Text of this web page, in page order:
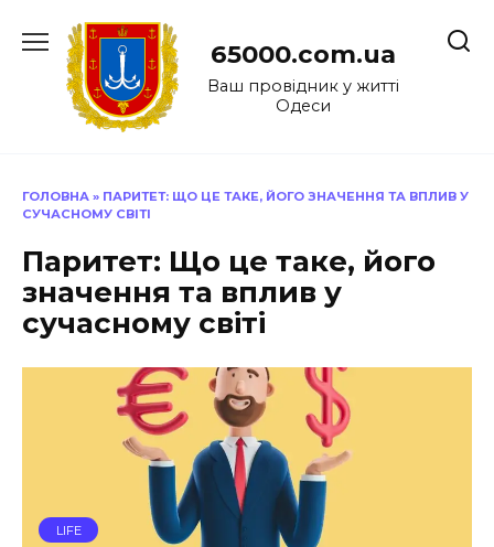
до
65000.com.ua
Ваш провідник у житті
Одеси
ГОЛОВНА » ПАРИТЕТ: ЩО ЦЕ ТАКЕ, ЙОГО ЗНАЧЕННЯ ТА ВПЛИВ У
СУЧАСНОМУ СВІТІ
Паритет: Що це таке, його
значення та вплив у
сучасному світі
LIFE